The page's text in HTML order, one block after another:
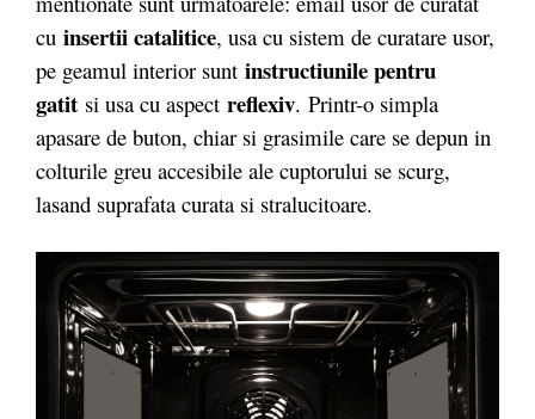
cu insertii catalitice, usa cu sistem de curatare usor,
pe geamul interior sunt instructiunile pentru
gatit si usa cu aspect reflexiv. Printr-o simpla
apasare de buton, chiar si grasimile care se depun in
colturile greu accesibile ale cuptorului se scurg,
lasand suprafata curata si stralucitoare.